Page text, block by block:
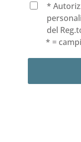
*
del
* =